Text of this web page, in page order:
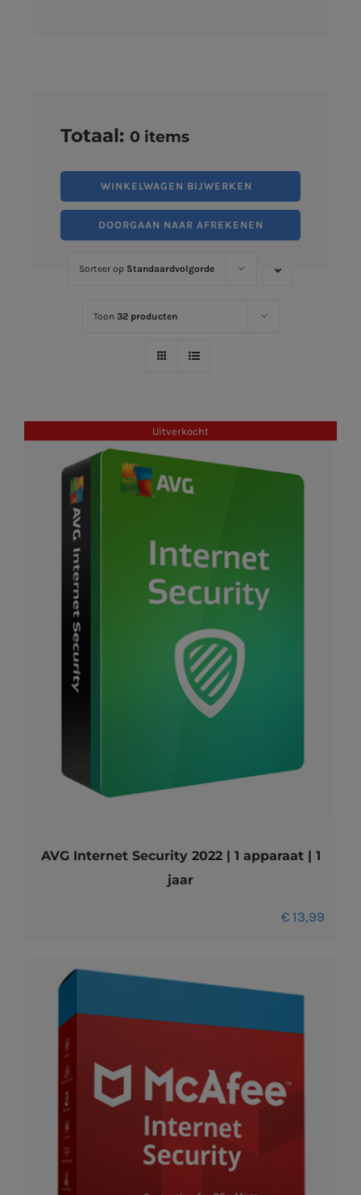
Totaal: 0 items
WINKELWAGEN BIJWERKEN
DOORGAAN NAAR AFREKENEN
Sorteer op Standaardvolgorde
Toon 32 producten
Uitverkocht
AVG Internet Security 2022 | 1 apparaat | 1
jaar
€ 13,99